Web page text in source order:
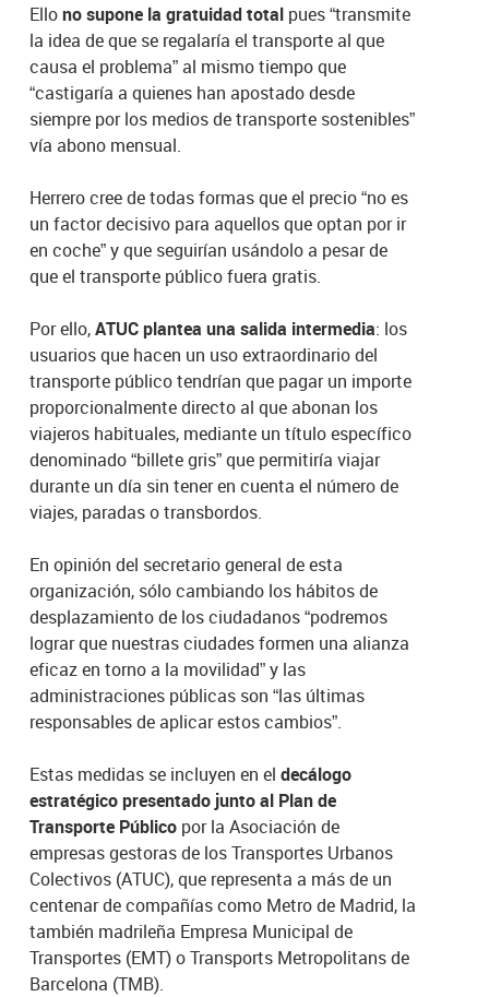
Ellono supone la gratuidad total pues “transmite
la idea de que se regalaría el transporte al que
causa el problema” al mismo tiempo que
“castigaría a quienes han apostado desde
siempre por los medios de transporte sostenibles”
vía abono mensual.
Herrero cree de todas formas que el precio “no es
un factor decisivo para aquellos que optan por ir
en coche” y que seguirían usándolo a pesar de
que el transporte público fuera gratis.
Por ello,ATUC plantea una salida intermedia: los
usuarios que hacen un uso extraordinario del
transporte público tendrían que pagar un importe
proporcionalmente directo al que abonan los
viajeros habituales, mediante un título específico
denominado “billete gris” que permitiría viajar
durante un día sin tener en cuenta el número de
viajes, paradas o transbordos.
En opinión del secretario general de esta
organización, sólo cambiando los hábitos de
desplazamiento de los ciudadanos “podremos
lograr que nuestras ciudades formen una alianza
eficaz en torno a la movilidad” y las
administraciones públicas son “las últimas
responsables de aplicar estos cambios”.
Estas medidas se incluyen en eldecálogo
estratégico presentado junto al Plan de
Transporte Público por la Asociación de
empresas gestoras de los Transportes Urbanos
Colectivos (ATUC), que representa a más de un
centenar de compañías como Metro de Madrid, la
también madrileña Empresa Municipal de
Transportes (EMT) o Transports Metropolitans de
Barcelona (TMB).